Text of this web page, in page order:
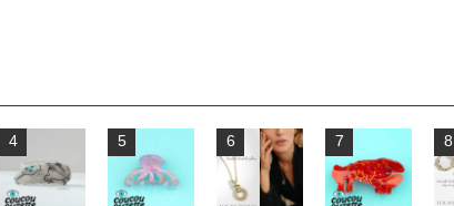
4 5 6 7 8